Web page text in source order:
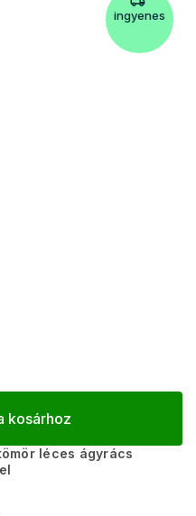
ingyenes
kosárhoz
léces ágyrács